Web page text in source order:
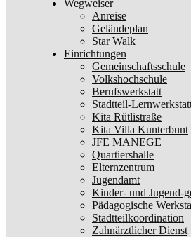
Wegweiser
Anreise
Geländeplan
Star Walk
Einrichtungen
Gemeinschaftsschule
Volkshochschule
Berufswerkstatt
Stadtteil-
Kita Rütlistraße
Kita Villa Kunterbunt
JFE MANEGE
Quartiershalle
Elternzentrum
Jugendamt
Kinder- und Jugend-
Pädagogische
Stadtteilkoordination
Zahnärztlicher Dienst